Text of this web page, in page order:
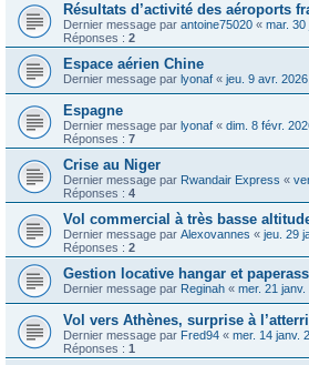
Résultats d’activité des aéroports
Dernier message par antoine75020 « mar. 30
Réponses : 2
Espace aérien Chine
Dernier message par lyonaf « jeu. 9 avr.
Espagne
Dernier message par lyonaf « dim. 8 févr.
Réponses : 7
Crise au Niger
Dernier message par Rwandair Express «
Réponses : 4
Vol commercial à très basse
Dernier message par Alexovannes « jeu. 29
Réponses : 2
Gestion locative hangar et
Dernier message par Reginah « mer. 21 janv.
Vol vers Athènes, surprise à
Dernier message par Fred94 « mer. 14 janv.
Réponses : 1